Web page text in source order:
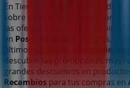
En Tiendeo te ofrecemos toda la
sobre
, como
las ofertas exclusivas y la
en Posee 32 local 2
. Además,
últimos catálogos de
Gasolinera
descubrir las promociones más
grandes descuentos en
Recambios para tus compras en